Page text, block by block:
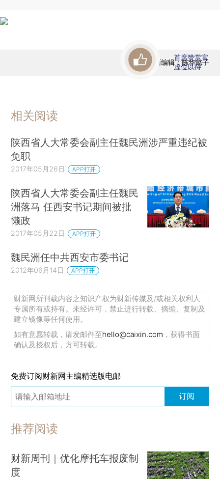
版面编辑：陈华懿子
首席赞赏官
虚位以待
相关阅读
陕西省人大常委会副主任魏民洲涉严重违纪被
免职
2017年05月26日 APP打开
陕西省人大常委会副主任魏民
洲落马 任西安书记期间被批
懒政
2017年05月22日 APP打开
魏民洲任中共西安市委书记
2012年06月14日 APP打开
财新网所刊载内容之知识产权为财新传媒及/或相关权利人
专属所有或持有。未经许可，禁止进行转载、摘编、复制及
建立镜像等任何使用。
如有意愿转载，请发邮件至hello@caixin.com ，获得书面
确认及授权后，方可转载。
免费订阅财新网主编精选版电邮
订阅
推荐阅读
财新周刊｜优化摩托车报废制
度